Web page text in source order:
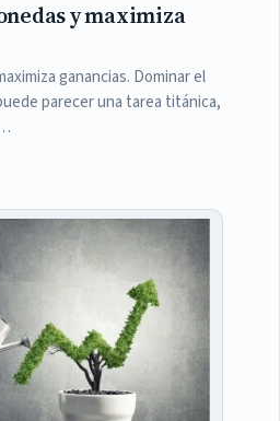
y maximiza
ganancias. Dominar el
parecer una tarea titánica,